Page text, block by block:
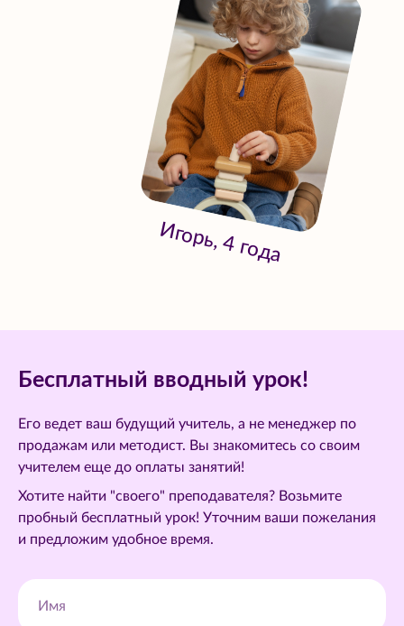
Игорь, 4 года
Бесплатный вводный урок!
Его ведет ваш будущий учитель, а не менеджер по
продажам или методист. Вы знакомитесь со своим
учителем еще до оплаты занятий!
Хотите найти "своего" преподавателя? Возьмите
пробный бесплатный урок! Уточним ваши пожелания
и предложим удобное время.
Имя